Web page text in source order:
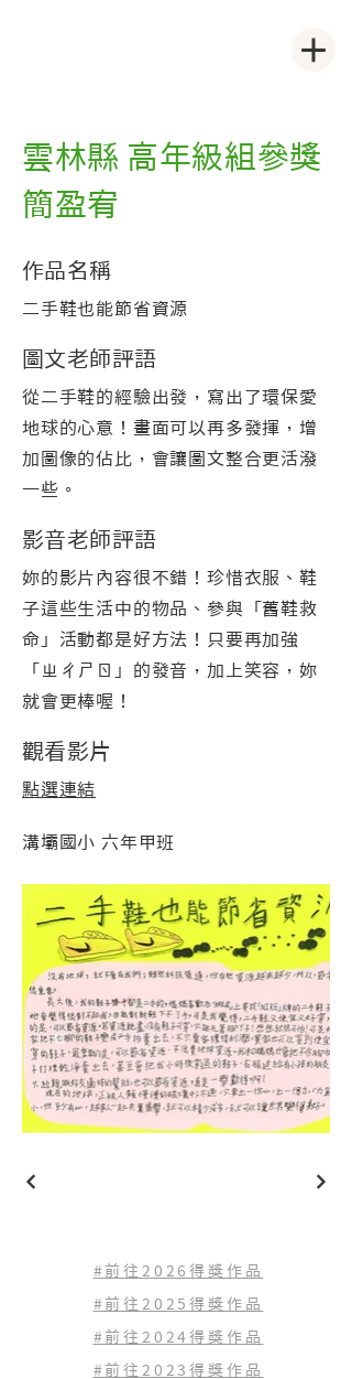
雲林縣 高年級組參獎
簡盈宥
作品名稱
二手鞋也能節省資源
圖文老師評語
從二手鞋的經驗出發，寫出了環保愛
地球的心意！畫面可以再多發揮，增
加圖像的佔比，會讓圖文整合更活潑
一些。
影音老師評語
妳的影片內容很不錯！珍惜衣服、鞋
子這些生活中的物品、參與「舊鞋救
命」活動都是好方法！只要再加強
「ㄓㄔㄕㄖ」的發音，加上笑容，妳
就會更棒喔！
觀看影片
點選連結
溝壩國小 六年甲班
#前往2026得獎作品
#前往2025得獎作品
#前往2024得獎作品
#前往2023得獎作品